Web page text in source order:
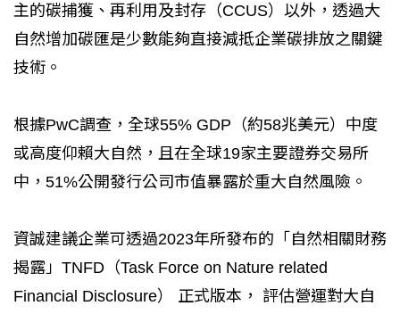
主的碳捕獲、再利用及封存（CCUS）以外，透過大
自然增加碳匯是少數能夠直接減抵企業碳排放之關鍵
技術。
根據PwC調查，全球55% GDP（約58兆美元）中度
或高度仰賴大自然，且在全球19家主要證券交易所
中，51%公開發行公司市值暴露於重大自然風險。
資誠建議企業可透過2023年所發布的「自然相關財務
揭露」TNFD（Task Force on Nature related
Financial Disclosure） 正式版本， 評估營運對大自